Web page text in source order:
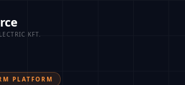
KFT.
PLATFORM